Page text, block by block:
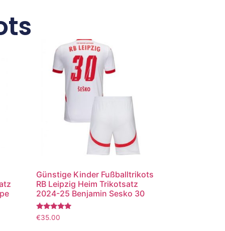
Günstige Kinder Fußballtrikots
RB Leipzig Heim Trikotsatz
2024-25 Benjamin Sesko 30
Bewertet
mit
€35.00